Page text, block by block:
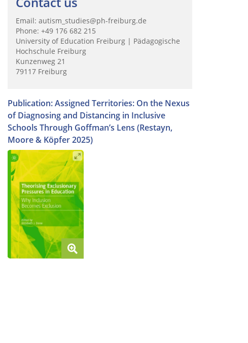
Email: autism_studies@ph-freiburg.de
Phone: +49 176 682 215
University of Education Freiburg | Pädagogische
Hochschule Freiburg
Kunzenweg 21
79117 Freiburg
Publication: Assigned Territories: On the Nexus
of Diagnosing and Distancing in Inclusive
Schools Through Goffman’s Lens (Restayn,
Moore & Köpfer 2025)